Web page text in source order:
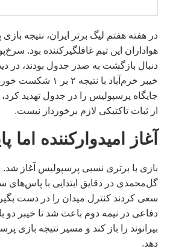
در هفته هفتم لیگ برتر ایران، نتیجه
هواداران این تیم غافلگیرکننده بود.
دنبال بازگشت به صدر جدول بودند، در
خیبر خرم‌آباد با نتیجه
جایگاه پرسپولیس را در جدول تهدید کرد،
از ثبات تاکتیکی لازم برخوردار نیست.
آغاز امیدوارکننده اما
بازی با برتری نسبی پرسپولیس آغاز
گل‌محمدی در دقایق ابتدایی با پاس‌های
سعی کردند کنترل میدان را در دست
دفاعی در نیمه دوم باعث شد تا خیبر دو
بیرانوند را باز کند و مسیر نتیجه بازی
دهد.